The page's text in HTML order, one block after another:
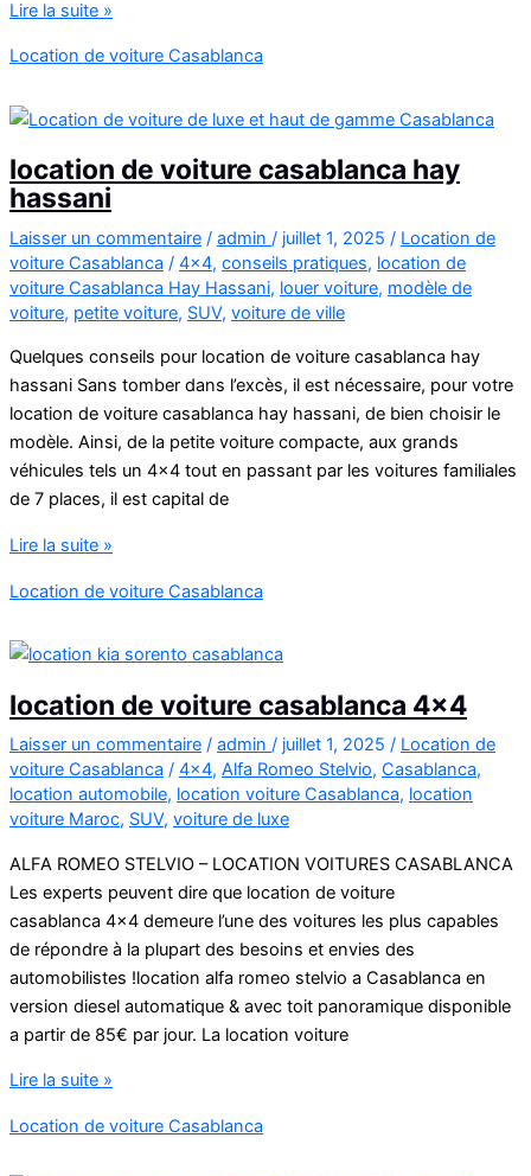
Location
de
Sport
Prestige
Lire la suite »
Location de voiture Casablanca
location de voiture casablanca hay
hassani
Laisser un commentaire / admin / juillet 1, 2025 / Location de
voiture Casablanca / 4x4, conseils pratiques, location de
voiture Casablanca Hay Hassani, louer voiture, modèle de
voiture, petite voiture, SUV, voiture de ville
Quelques conseils pour location de voiture casablanca hay
hassani Sans tomber dans l’excès, il est nécessaire, pour votre
location de voiture casablanca hay hassani, de bien choisir le
modèle. Ainsi, de la petite voiture compacte, aux grands
véhicules tels un 4×4 tout en passant par les voitures familiales
de 7 places, il est capital de
location
voiture
hay
Lire la suite »
Location de voiture Casablanca
location de voiture casablanca 4×4
Laisser un commentaire / admin / juillet 1, 2025 / Location de
voiture Casablanca / 4x4, Alfa Romeo Stelvio, Casablanca,
location automobile, location voiture Casablanca, location
voiture Maroc, SUV, voiture de luxe
ALFA ROMEO STELVIO – LOCATION VOITURES CASABLANCA
Les experts peuvent dire que location de voiture
casablanca 4×4 demeure l’une des voitures les plus capables
de répondre à la plupart des besoins et envies des
automobilistes !location alfa romeo stelvio a Casablanca en
version diesel automatique & avec toit panoramique disponible
a partir de 85€ par jour. La location voiture
location
voiture
Lire la suite »
Location de voiture Casablanca